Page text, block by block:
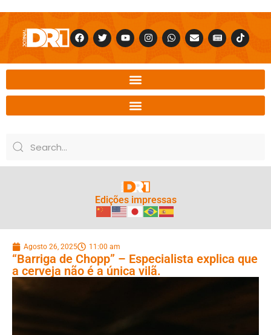
Edições impressas
Agosto 26, 2025 11:00 am
“Barriga de Chopp” – Especialista explica que
a cerveja não é a única vilã.